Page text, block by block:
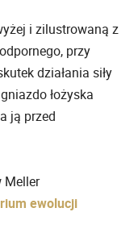
i zilustrowaną z
przy
działania siły
łożyska
ją przed
Meller
ewolucji